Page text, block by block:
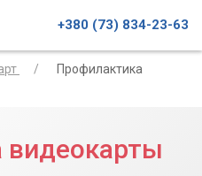
+380 (73) 834-23-63
Профилактика
видеокарты